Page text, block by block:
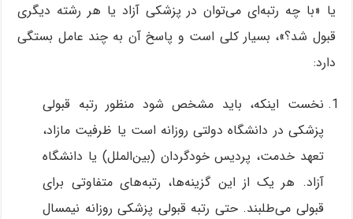
یا «با چه رتبه‌ای می‌توان در پزشکی آزاد یا هر رشته دیگری
قبول شد؟»، بسیار کلی است و پاسخ آن به چند عامل بستگی
دارد:
نخست اینکه، باید مشخص شود منظور رتبه قبولی
پزشکی در دانشگاه دولتی روزانه است یا ظرفیت مازاد،
تعهد خدمت، پردیس خودگردان (بین‌الملل) یا دانشگاه
آزاد. هر یک از این گزینه‌ها، رتبه‌های متفاوتی برای
قبولی می‌طلبند. حتی رتبه قبولی پزشکی روزانه نیمسال